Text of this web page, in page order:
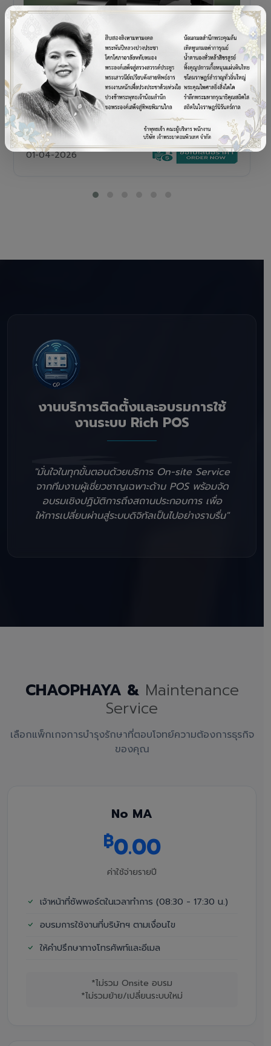
POS TERMINAL
SENOR V+5s
เครื่อง POS All-in-One Touch Screen ดีไซน์พรีเมียม
01-04-2026
งานบริการติดตั้งและอบรมการใช้
งานระบบ Rich POS
"มั่นใจในทุกขั้นตอนด้วยบริการ On-site Service
จากทีมงานผู้เชี่ยวชาญเฉพาะด้าน POS พร้อมจัด
อบรมเชิงปฏิบัติการถึงสถานประกอบการ เพื่อ
ให้การเปลี่ยนผ่านสู่ระบบดิจิทัลเป็นไปอย่างราบรื่น"
CHAOPHAYA & Maintenance
Service
เลือกแพ็กเกจการบำรุงรักษาที่ตอบโจทย์ความต้องการธุรกิจ
ของคุณ
No MA
฿0.00
ค่าใช้จ่ายรายปี
เจ้าหน้าที่ซัพพอร์ตในเวลาทำการ (08:30 - 17:30 น.)
อบรมการใช้งานที่บริษัทฯ ตามเงื่อนไข
ให้คำปรึกษาทางโทรศัพท์และอีเมล
*ไม่รวม Onsite อบรม
*ไม่รวมย้าย/เปลี่ยนระบบใหม่